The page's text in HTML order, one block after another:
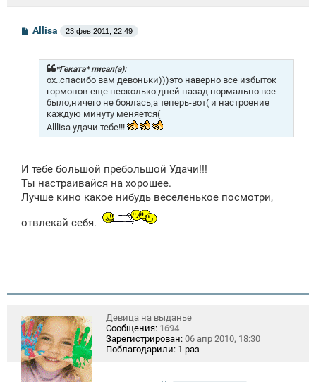
С
о
Allisa 23 фев 2011, 22:49
*Геката* писал(а):
ох..спасибо вам девоньки)))это наверно все избыток
гормонов-еще несколько дней назад нормально все
было,ничего не боялась,а теперь-вот( и настроение
каждую минуту меняется(
Alllisa удачи тебе!!!
И тебе большой пребольшой Удачи!!!
Ты настраивайся на хорошее.
Лучше кино какое нибудь веселенькое посмотри,
отвлекай себя.
Девица на выданье
Сообщения: 1694
Зарегистрирован: 06 апр 2010, 18:30
Поблагодарили: 1 раз